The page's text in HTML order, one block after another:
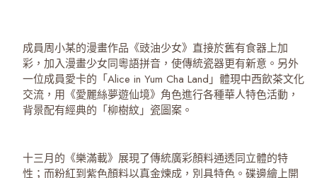
成員周小某的漫畫作品《豉油少女》直接於舊有食器上加
彩，加入漫畫少女同粵語拼音，使傳統瓷器更有新意。另外
一位成員愛卡的「Alice in Yum Cha Land」體現中⻄飲茶文化
交流，用《愛麗絲夢遊仙境》角色進行各種華人特色活動，
背景配有經典的「柳樹紋」瓷圖案。
十三月的《樂滿載》展現了傳統廣彩顏料通透同立體的特
性；而粉紅到紫色顏料以真金煉成，別具特色。碟邊繪上開